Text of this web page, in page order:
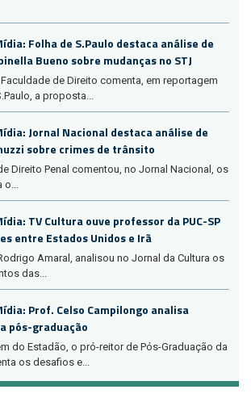
Folha de S.Paulo destaca análise de
Bueno sobre mudanças no STJ
de Direito comenta, em reportagem
a proposta...
Jornal Nacional destaca análise de
sobre crimes de trânsito
Direito Penal comentou, no Jornal Nacional, os
o...
TV Cultura ouve professor da PUC-SP
entre Estados Unidos e Irã
Amaral, analisou no Jornal da Cultura os
das...
Prof. Celso Campilongo analisa
pós-graduação
do Estadão, o pró-reitor de Pós-Graduação da
os desafios e...